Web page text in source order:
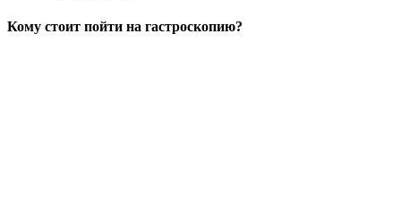
Кому стоит пойти на гастроскопию?